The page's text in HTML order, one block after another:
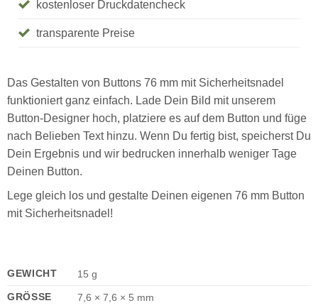
kostenloser Druckdatencheck
transparente Preise
Das Gestalten von Buttons 76 mm mit Sicherheitsnadel
funktioniert ganz einfach. Lade Dein Bild mit unserem
Button-Designer hoch, platziere es auf dem Button und füge
nach Belieben Text hinzu. Wenn Du fertig bist, speicherst Du
Dein Ergebnis und wir bedrucken innerhalb weniger Tage
Deinen Button.
Lege gleich los und gestalte Deinen eigenen 76 mm Button
mit Sicherheitsnadel!
GEWICHT
15 g
GRÖSSE
7,6 × 7,6 × 5 mm